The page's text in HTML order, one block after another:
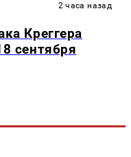
2 часа назад
Креггера
сентября